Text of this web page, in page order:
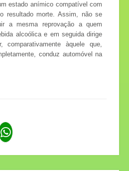
estado anímico compatível com
resultado morte. Assim, não se
a mesma reprovação a quem
alcoólica e em seguida dirige
comparativamente àquele que,
conduz automóvel na